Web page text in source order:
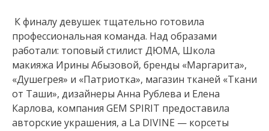
К финалу девушек тщательно готовила
профессиональная команда. Над образами
работали: топовый стилист ДЮМА, Школа
макияжа Ирины Абызовой, бренды «Маргарита»,
«Душегрея» и «Патриотка», магазин тканей «Ткани
от Таши», дизайнеры Анна Рублева и Елена
Карлова, компания GEM SPIRIT предоставила
авторские украшения, а La DIVINE — корсеты